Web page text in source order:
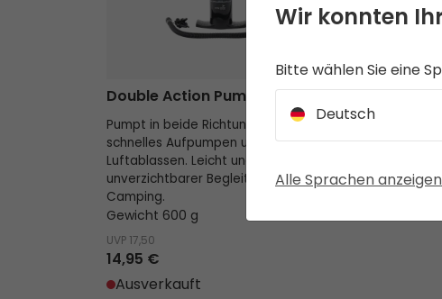
Double Action Pump
Pumpt in beide Richtungen für
schnelles Aufpumpen und
Luftablassen. Leicht und robust – ein
unverzichtbarer Begleiter beim
Camping.
Gewicht 600 g
UVP 17,50
14,95 €
Ausverkauft
Wir konnten
Bitte wählen Sie eine
Deutsch
Alle Sprachen anzeigen